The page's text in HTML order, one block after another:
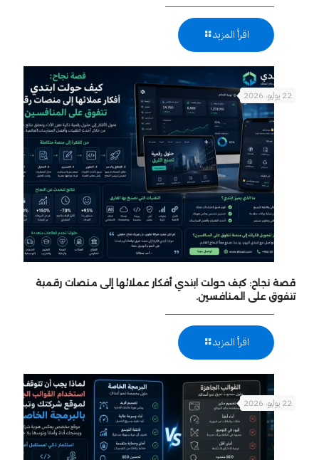
اقرأ المزيد
22 يوليو، 2026
قصة نجاح: كيف حولت ابتدي أفكار عملائها إلى منصات رقمية
تتفوق على المنافسين.
اقرأ المزيد
22 يوليو، 2026